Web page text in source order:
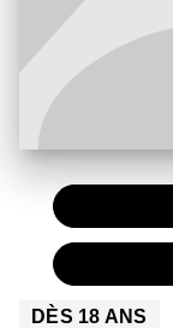
DÈS 18 ANS